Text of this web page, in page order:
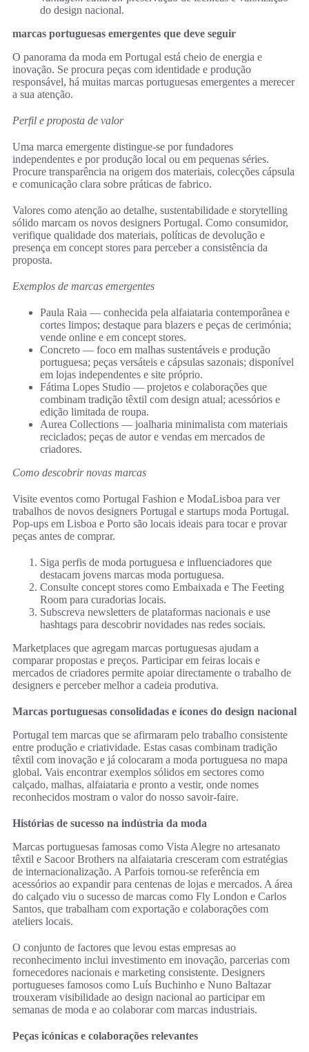
do design nacional.
marcas portuguesas emergentes que deve seguir
O panorama da moda em Portugal está cheio de energia e
inovação. Se procura peças com identidade e produção
responsável, há muitas marcas portuguesas emergentes a merecer
a sua atenção.
Perfil e proposta de valor
Uma marca emergente distingue-se por fundadores
independentes e por produção local ou em pequenas séries.
Procure transparência na origem dos materiais, colecções cápsula
e comunicação clara sobre práticas de fabrico.
Valores como atenção ao detalhe, sustentabilidade e storytelling
sólido marcam os novos designers Portugal. Como consumidor,
verifique qualidade dos materiais, políticas de devolução e
presença em concept stores para perceber a consistência da
proposta.
Exemplos de marcas emergentes
Paula Raia — conhecida pela alfaiataria contemporânea e
cortes limpos; destaque para blazers e peças de cerimónia;
vende online e em concept stores.
Concreto — foco em malhas sustentáveis e produção
portuguesa; peças versáteis e cápsulas sazonais; disponível
em lojas independentes e site próprio.
Fátima Lopes Studio — projetos e colaborações que
combinam tradição têxtil com design atual; acessórios e
edição limitada de roupa.
Aurea Collections — joalharia minimalista com materiais
reciclados; peças de autor e vendas em mercados de
criadores.
Como descobrir novas marcas
Visite eventos como Portugal Fashion e ModaLisboa para ver
trabalhos de novos designers Portugal e startups moda Portugal.
Pop-ups em Lisboa e Porto são locais ideais para tocar e provar
peças antes de comprar.
Siga perfis de moda portuguesa e influenciadores que
destacam jovens marcas moda portuguesa.
Consulte concept stores como Embaixada e The Feeting
Room para curadorias locais.
Subscreva newsletters de plataformas nacionais e use
hashtags para descobrir novidades nas redes sociais.
Marketplaces que agregam marcas portuguesas ajudam a
comparar propostas e preços. Participar em feiras locais e
mercados de criadores permite apoiar directamente o trabalho de
designers e perceber melhor a cadeia produtiva.
Marcas portuguesas consolidadas e ícones do design nacional
Portugal tem marcas que se afirmaram pelo trabalho consistente
entre produção e criatividade. Estas casas combinam tradição
têxtil com inovação e já colocaram a moda portuguesa no mapa
global. Vais encontrar exemplos sólidos em sectores como
calçado, malhas, alfaiataria e pronto a vestir, onde nomes
reconhecidos mostram o valor do nosso savoir‑faire.
Histórias de sucesso na indústria da moda
Marcas portuguesas famosas como Vista Alegre no artesanato
têxtil e Sacoor Brothers na alfaiataria cresceram com estratégias
de internacionalização. A Parfois tornou-se referência em
acessórios ao expandir para centenas de lojas e mercados. A área
do calçado viu o sucesso de marcas como Fly London e Carlos
Santos, que trabalham com exportação e colaborações com
ateliers locais.
O conjunto de factores que levou estas empresas ao
reconhecimento inclui investimento em inovação, parcerias com
fornecedores nacionais e marketing consistente. Designers
portugueses famosos como Luís Buchinho e Nuno Baltazar
trouxeram visibilidade ao design nacional ao participar em
semanas de moda e ao colaborar com marcas industriais.
Peças icónicas e colaborações relevantes